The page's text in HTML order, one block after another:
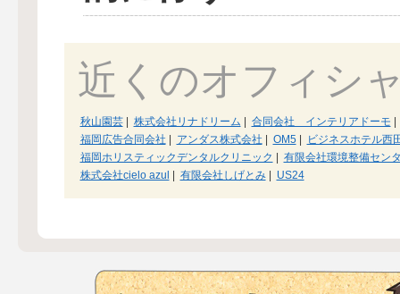
近くのオフィシ
秋山園芸| 株式会社リナドリーム 合同会社 インテリアドーモ
福岡広告合同会社
アンダス株式会社 OM5|
ビジネスホテル西
福岡ホリスティックデンタルクリニック
有限会社環境整備セン
株式会社cielo azul
有限会社しげとみ| US24